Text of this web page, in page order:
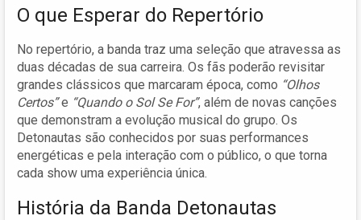
O que Esperar do Repertório
No repertório, a banda traz uma seleção que atravessa as
duas décadas de sua carreira. Os fãs poderão revisitar
grandes clássicos que marcaram época, como “Olhos
Certos”e “Quando o Sol Se For”, além de novas canções
que demonstram a evolução musical do grupo. Os
Detonautas são conhecidos por suas performances
energéticas e pela interação com o público, o que torna
cada show uma experiência única.
História da Banda Detonautas